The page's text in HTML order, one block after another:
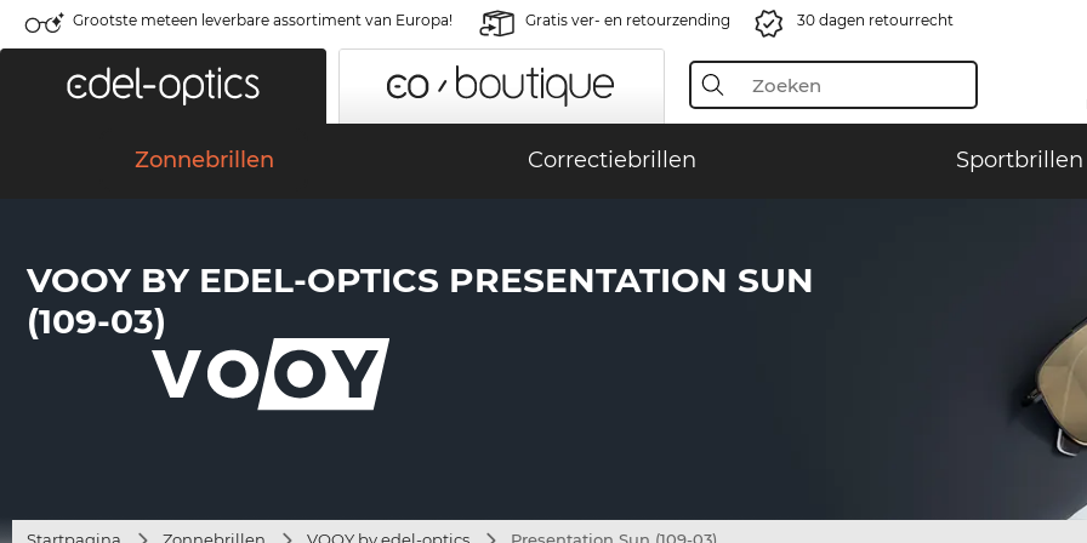
Grootste meteen leverbare assortiment van Europa! Gratis ver- en retourzending 30 dagen retourrecht
Zonnebrillen Correctiebrillen Sportbrillen
VOOY BY EDEL-OPTICS PRESENTATION SUN
(109-03)